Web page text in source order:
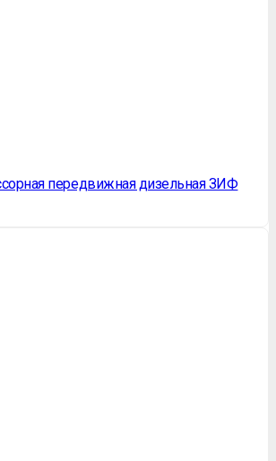
передвижная дизельная ЗИФ